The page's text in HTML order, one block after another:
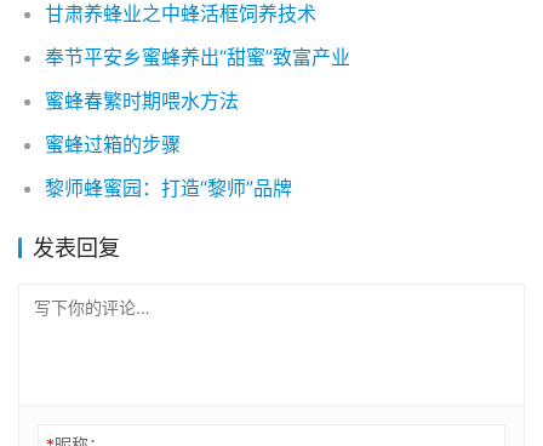
甘肃养蜂业之中蜂活框饲养技术
奉节平安乡蜜蜂养出“甜蜜”致富产业
蜜蜂春繁时期喂水方法
蜜蜂过箱的步骤
黎师蜂蜜园：打造“黎师”品牌
发表回复